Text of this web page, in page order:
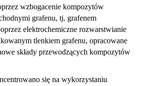
wzbogacenie kompozytów
grafenu, tj. grafenem
elektrochemiczne rozwarstwianie
tlenkiem grafenu, opracowane
składy przewodzących kompozytów
się na wykorzystaniu